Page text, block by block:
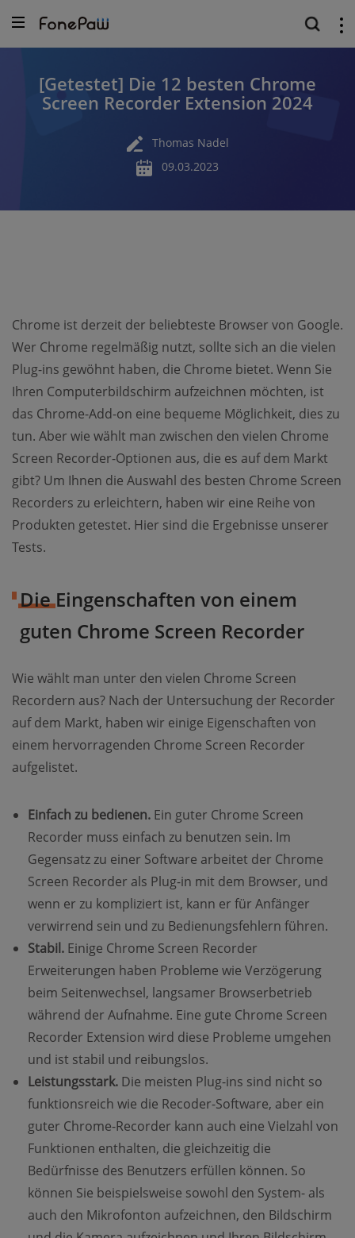
[Getestet] Die 12 besten Chrome
Screen Recorder Extension 2024
Thomas Nadel
09.03.2023
Chrome ist derzeit der beliebteste Browser von Google.
Wer Chrome regelmäßig nutzt, sollte sich an die vielen
Plug-ins gewöhnt haben, die Chrome bietet. Wenn Sie
Ihren Computerbildschirm aufzeichnen möchten, ist
das Chrome-Add-on eine bequeme Möglichkeit, dies zu
tun. Aber wie wählt man zwischen den vielen Chrome
Screen Recorder-Optionen aus, die es auf dem Markt
gibt? Um Ihnen die Auswahl des besten Chrome Screen
Recorders zu erleichtern, haben wir eine Reihe von
Produkten getestet. Hier sind die Ergebnisse unserer
Tests.
Die Eingenschaften von einem
guten Chrome Screen Recorder
Wie wählt man unter den vielen Chrome Screen
Recordern aus? Nach der Untersuchung der Recorder
auf dem Markt, haben wir einige Eigenschaften von
einem hervorragenden Chrome Screen Recorder
aufgelistet.
Einfach zu bedienen. Ein guter Chrome Screen
Recorder muss einfach zu benutzen sein. Im
Gegensatz zu einer Software arbeitet der Chrome
Screen Recorder als Plug-in mit dem Browser, und
wenn er zu kompliziert ist, kann er für Anfänger
verwirrend sein und zu Bedienungsfehlern führen.
Stabil. Einige Chrome Screen Recorder
Erweiterungen haben Probleme wie Verzögerung
beim Seitenwechsel, langsamer Browserbetrieb
während der Aufnahme. Eine gute Chrome Screen
Recorder Extension wird diese Probleme umgehen
und ist stabil und reibungslos.
Leistungsstark. Die meisten Plug-ins sind nicht so
funktionsreich wie die Recoder-Software, aber ein
guter Chrome-Recorder kann auch eine Vielzahl von
Funktionen enthalten, die gleichzeitig die
Bedürfnisse des Benutzers erfüllen können. So
können Sie beispielsweise sowohl den System- als
auch den Mikrofonton aufzeichnen, den Bildschirm